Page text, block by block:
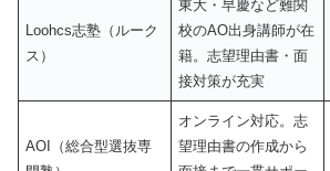
Loohcs志塾（ルーク
ス）
東大・早慶など難関
校のAO出身講師が在
籍。志望理由書・面
接対策が充実
AOI（総合型選抜専
オンライン対応。志
望理由書の作成から